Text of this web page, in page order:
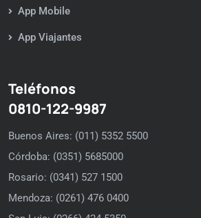
App Mobile
App Viajantes
Teléfonos
0810-122-9987
Buenos Aires: (011) 5352 5500
Córdoba: (0351) 5685000
Rosario: (0341) 527 1500
Mendoza: (0261) 476 0400